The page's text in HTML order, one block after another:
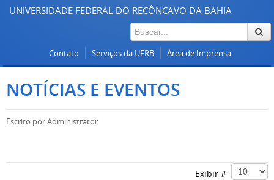
Canais
UNIVERSIDADE FEDERAL DO RECÔNCAVO DA BAHIA
Contato Serviços da UFRB Área de Imprensa
NOTÍCIAS E EVENTOS
Escrito porAdministrator
Exibir #